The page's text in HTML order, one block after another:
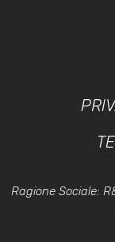
Ragione Sociale: